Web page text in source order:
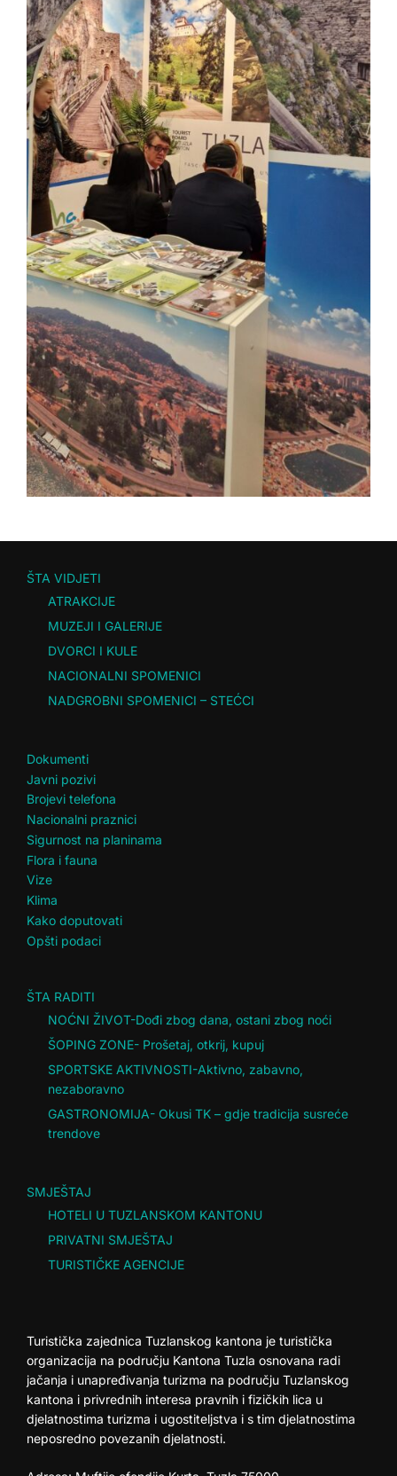
ŠTA VIDJETI
ATRAKCIJE
MUZEJI I GALERIJE
DVORCI I KULE
NACIONALNI SPOMENICI
NADGROBNI SPOMENICI – STEĆCI
Dokumenti
Javni pozivi
Brojevi telefona
Nacionalni praznici
Sigurnost na planinama
Flora i fauna
Vize
Klima
Kako doputovati
Opšti podaci
ŠTA RADITI
NOĆNI ŽIVOT-Dođi zbog dana, ostani zbog noći
ŠOPING ZONE- Prošetaj, otkrij, kupuj
SPORTSKE AKTIVNOSTI-Aktivno, zabavno,
nezaboravno
GASTRONOMIJA- Okusi TK – gdje tradicija susreće
trendove
SMJEŠTAJ
HOTELI U TUZLANSKOM KANTONU
PRIVATNI SMJEŠTAJ
TURISTIČKE AGENCIJE
Turistička zajednica Tuzlanskog kantona je turistička
organizacija na području Kantona Tuzla osnovana radi
jačanja i unapređivanja turizma na području Tuzlanskog
kantona i privrednih interesa pravnih i fizičkih lica u
djelatnostima turizma i ugostiteljstva i s tim djelatnostima
neposredno povezanih djelatnosti.